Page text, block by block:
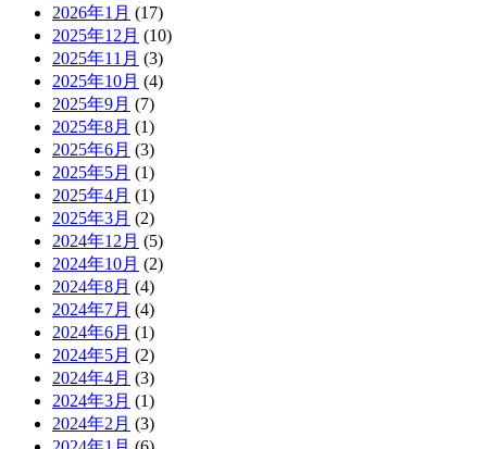
2026年1月 (17)
2025年12月 (10)
2025年11月 (3)
2025年10月 (4)
2025年9月 (7)
2025年8月 (1)
2025年6月 (3)
2025年5月 (1)
2025年4月 (1)
2025年3月 (2)
2024年12月 (5)
2024年10月 (2)
2024年8月 (4)
2024年7月 (4)
2024年6月 (1)
2024年5月 (2)
2024年4月 (3)
2024年3月 (1)
2024年2月 (3)